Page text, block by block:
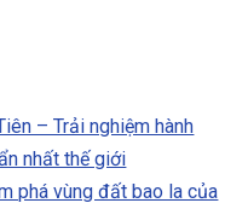
– Trải nghiệm hành
nhất thế giới
phá vùng đất bao la của